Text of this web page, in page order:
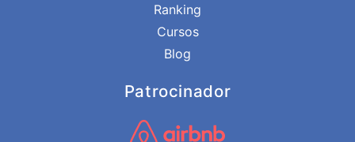
Ranking
Cursos
Blog
Patrocinador